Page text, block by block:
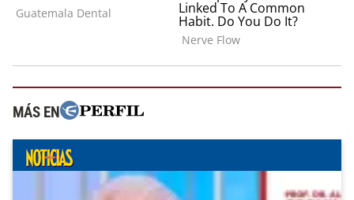
MÁS EN